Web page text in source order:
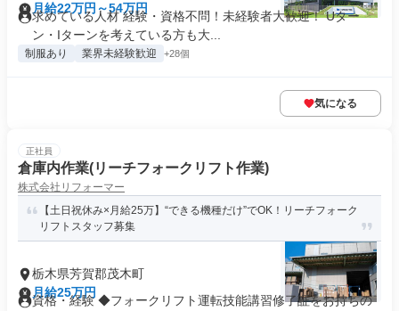
月給22万円～54万円
求めている人材 経験・資格不問！未経験者大歓迎！ Uター
ン・Iターンを考えている方も大...
制服あり 業界未経験歓迎 +28個
気になる
正社員
倉庫内作業(リーチフォークリフト作業)
株式会社リフォーマー
【土日祝休み×月給25万】“できる機種だけ”でOK！リーチフォーク
リフトスタッフ募集
栃木県芳賀郡茂木町
月給25万円
資格・経験 ◆フォークリフト運転技能講習修了証をお持ちの